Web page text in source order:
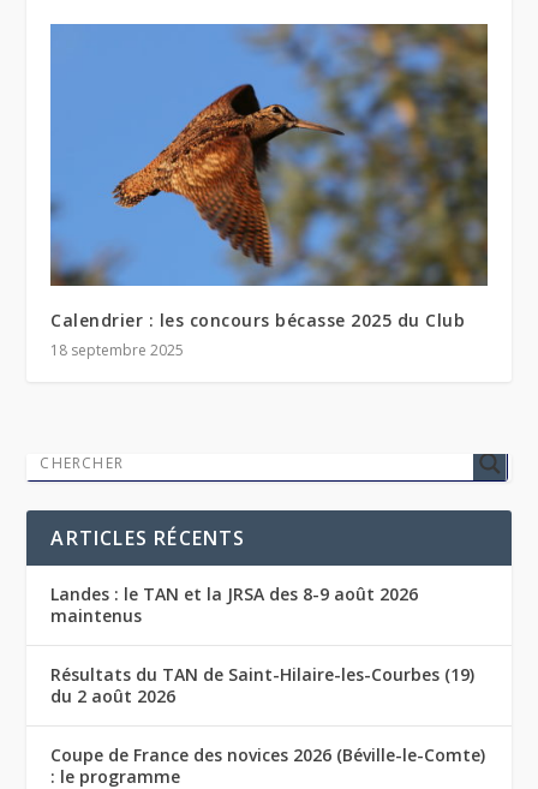
Calendrier : les concours bécasse 2025 du Club
18 septembre 2025
ARTICLES RÉCENTS
Landes : le TAN et la JRSA des 8-9 août 2026
maintenus
Résultats du TAN de Saint-Hilaire-les-Courbes (19)
du 2 août 2026
Coupe de France des novices 2026 (Béville-le-Comte)
: le programme